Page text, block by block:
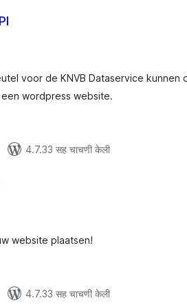
voor de KNVB Dataservice kunnen
wordpress website.
4.7.33 सह चाचणी केली
website plaatsen!
4.7.33 सह चाचणी केली